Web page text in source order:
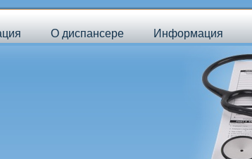
О диспансере Информация